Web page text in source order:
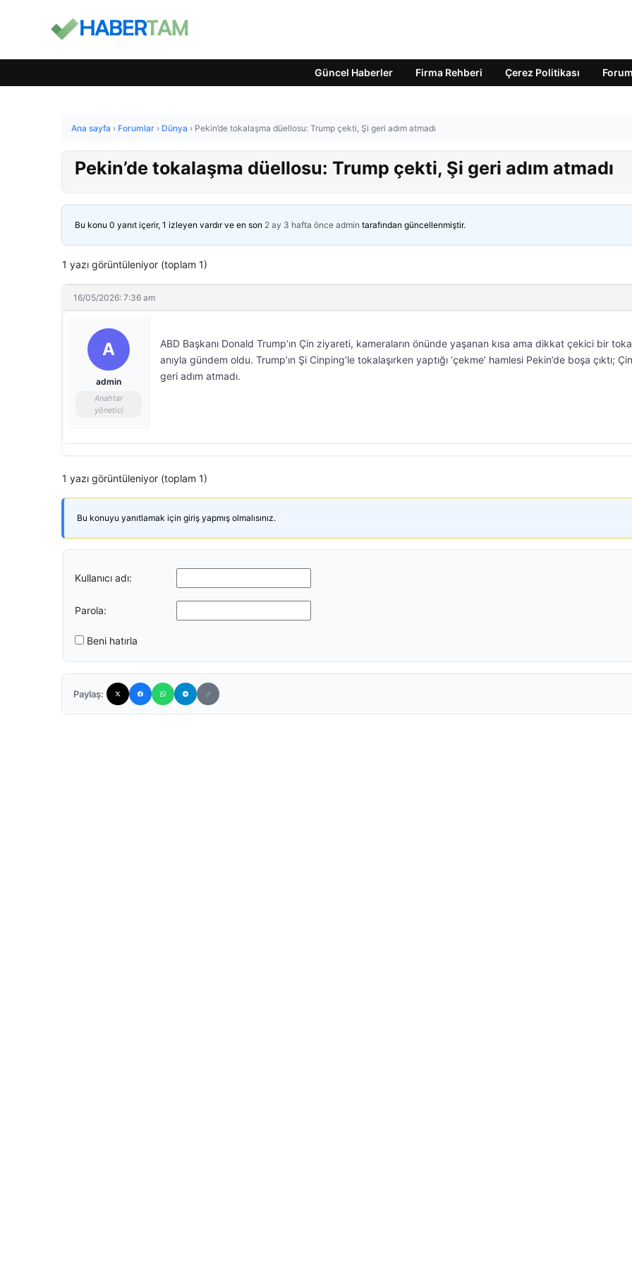
Güncel Haberler Firma Rehberi Çerez Politikası Forum
Ana sayfa › Forumlar › Dünya › Pekin’de tokalaşma düellosu: Trump çekti, Şi geri adım atmadı
Pekin’de tokalaşma düellosu: Trump çekti, Şi geri adım atmadı
Bu konu 0 yanıt içerir, 1 izleyen vardır ve en son 2 ay 3 hafta önce admin tarafından güncellenmiştir.
1 yazı görüntüleniyor (toplam 1)
16/05/2026: 7:36 am
A
admin
Anahtar
yönetici
ABD Başkanı Donald Trump’ın Çin ziyareti, kameraların önünde yaşanan kısa ama dikkat çekici bir
anıyla gündem oldu. Trump’ın Şi Cinping’le tokalaşırken yaptığı ‘çekme’ hamlesi Pekin’de boşa çıktı;
geri adım atmadı.
1 yazı görüntüleniyor (toplam 1)
Bu konuyu yanıtlamak için giriş yapmış olmalısınız.
Kullanıcı adı:
Parola:
Beni hatırla
Paylaş: